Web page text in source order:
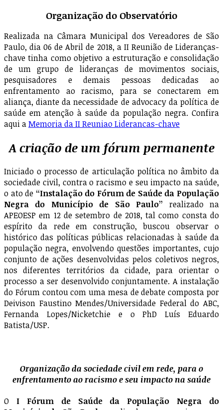
Organização do Observatório
Realizada na Câmara Municipal dos Vereadores de São
Paulo, dia 06 de Abril de 2018, a II Reunião de Lideranças-
chave tinha como objetivo a estruturação e consolidação
de um grupo de lideranças de movimentos sociais,
pesquisadores e demais pessoas dedicadas ao
enfrentamento ao racismo, para se conectarem em
aliança, diante da necessidade de advocacy da política de
saúde em atenção à saúde da população negra. Confira
aqui aMemoria da II Reuniao Liderancas-chave
A criação de um fórum permanente
Iniciado o processo de articulação política no âmbito da
sociedade civil, contra o racismo e seu impacto na saúde,
o ato de “Instalação do Fórum de Saúde da População
Negra do Município de São Paulo” realizado na
APEOESP em 12 de setembro de 2018, tal como consta do
espírito da rede em construção, buscou observar o
histórico das políticas públicas relacionadas à saúde da
população negra, envolvendo questões importantes, cujo
conjunto de ações desenvolvidas pelos coletivos negros,
nos diferentes territórios da cidade, para orientar o
processo a ser desenvolvido conjuntamente. A instalação
do Fórum contou com uma mesa de debate composta por
Deivison Faustino Mendes/Universidade Federal do ABC,
Fernanda Lopes/Nicketchie e o PhD Luís Eduardo
Batista/USP.
Organização da sociedade civil em rede, para o
enfrentamento ao racismo e seu impacto na saúde
O I Fórum de Saúde da População Negra do